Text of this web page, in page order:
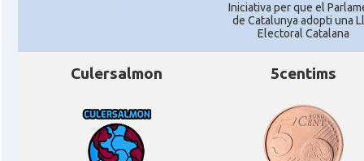
Iniciativa per que el
de Catalunya adopti una
Electoral Catalana
Culersalmon 5centims